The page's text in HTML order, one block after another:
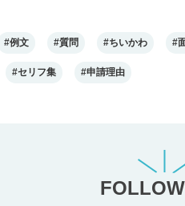
#例文 #質問 #ちいかわ #
#セリフ集 #申請理由